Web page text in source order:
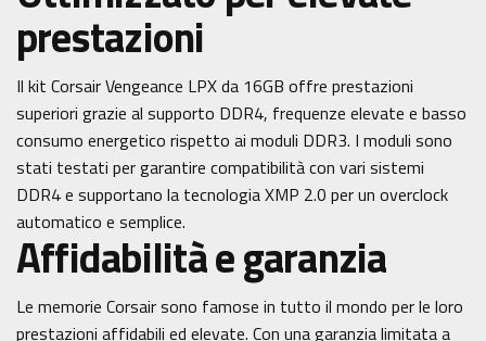
prestazioni
Il kit Corsair Vengeance LPX da 16GB offre prestazioni
superiori grazie al supporto DDR4, frequenze elevate e basso
consumo energetico rispetto ai moduli DDR3. I moduli sono
stati testati per garantire compatibilità con vari sistemi
DDR4 e supportano la tecnologia XMP 2.0 per un overclock
automatico e semplice.
Affidabilità e garanzia
Le memorie Corsair sono famose in tutto il mondo per le loro
prestazioni affidabili ed elevate. Con una garanzia limitata a